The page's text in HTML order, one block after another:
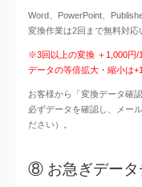
Word、PowerPoint、
変換作業は2回まで無料対応
※3回以上の変換 ＋1,000円/
データの等倍拡大・縮小は
お客様から「変換データ確
必ずデータを確認し、メー
ださい）。
⑧ お急ぎデータ